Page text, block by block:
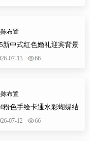
布置
新中式红色婚礼迎宾背景
宴设计素材效果图KT板制
07-13 66
布置
粉色手绘卡通水彩蝴蝶结
婚宴宝宝宴生日派对异形
07-12 66